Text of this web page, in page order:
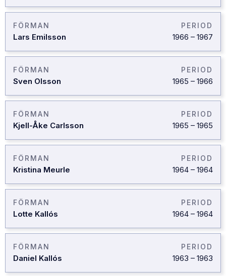
FÖRMAN
Lars Emilsson
PERIOD
1966 – 1967
FÖRMAN
Sven Olsson
PERIOD
1965 – 1966
FÖRMAN
Kjell-Åke Carlsson
PERIOD
1965 – 1965
FÖRMAN
Kristina Meurle
PERIOD
1964 – 1964
FÖRMAN
Lotte Kallós
PERIOD
1964 – 1964
FÖRMAN
Daniel Kallós
PERIOD
1963 – 1963